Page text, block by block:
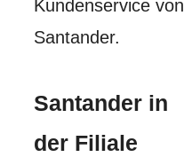
Kundenservice von
Santander.
Santander in
der Filiale